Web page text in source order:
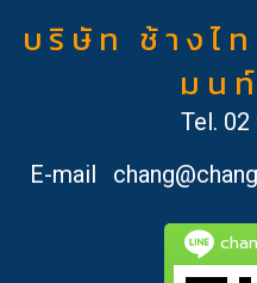
บ ริ ษั ท ช้ า ง ไ ท
ม น
Tel. 02
E-mail